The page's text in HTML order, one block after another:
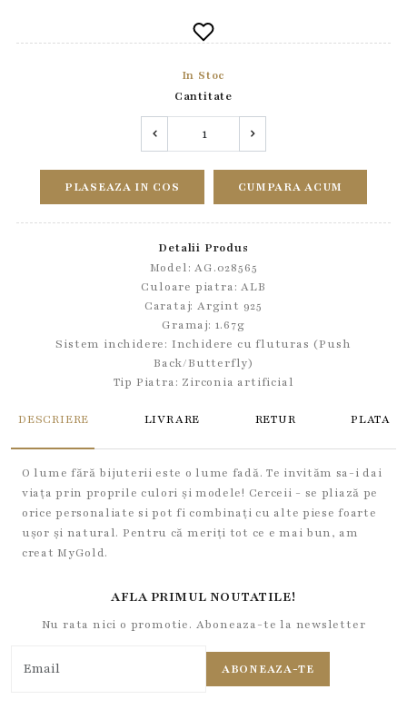
In Stoc
Cantitate
PLASEAZA IN COS CUMPARA ACUM
Detalii Produs
Model: AG.028565
Culoare piatra: ALB
Carataj: Argint 925
Gramaj: 1.67g
Sistem inchidere: Inchidere cu fluturas (Push
Back/Butterfly)
Tip Piatra: Zirconia artificial
DESCRIERE LIVRARE RETUR PLATA
O lume fără bijuterii este o lume fadă. Te invităm sa-i dai
viața prin proprile culori și modele! Cerceii - se pliază pe
orice personaliate si pot fi combinați cu alte piese foarte
ușor și natural. Pentru că meriți tot ce e mai bun, am
creat MyGold.
AFLA PRIMUL NOUTATILE!
Nu rata nici o promotie. Aboneaza-te la newsletter
ABONEAZA-TE